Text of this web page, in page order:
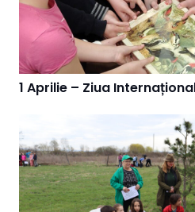
1 Aprilie – Ziua